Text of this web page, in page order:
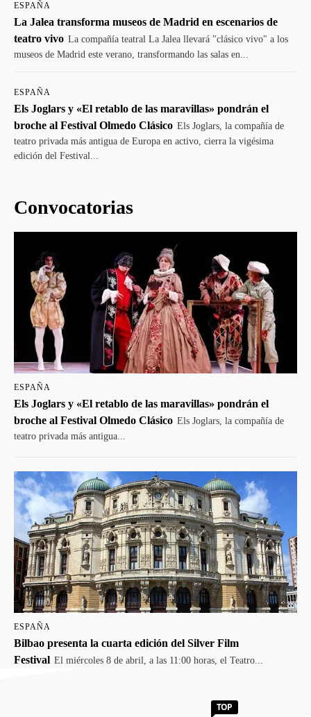
ESPAÑA
La Jalea transforma museos de Madrid en escenarios de
teatro vivo La compañía teatral La Jalea llevará "clásico vivo" a los
museos de Madrid este verano, transformando las salas en...
ESPAÑA
Els Joglars y «El retablo de las maravillas» pondrán el
broche al Festival Olmedo Clásico Els Joglars, la compañía de
teatro privada más antigua de Europa en activo, cierra la vigésima
edición del Festival...
Convocatorias
ESPAÑA
Els Joglars y «El retablo de las maravillas» pondrán el
broche al Festival Olmedo Clásico Els Joglars, la compañía de
teatro privada más antigua...
ESPAÑA
Bilbao presenta la cuarta edición del Silver Film
Festival El miércoles 8 de abril, a las 11:00 horas, el Teatro...
TOP